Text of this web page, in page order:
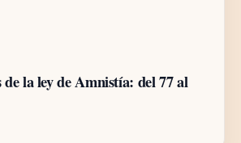
de la ley de Amnistía: del 77 al